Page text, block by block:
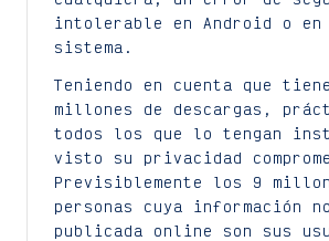
intolerable en Android o en
sistema.
Teniendo en cuenta que
millones de descargas,
todos los que lo tengan
visto su privacidad
Previsiblemente los 9
personas cuya información
publicada online son sus